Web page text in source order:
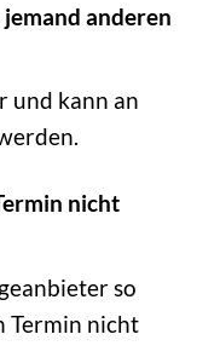
anderen
und kann an
nicht
so
Termin nicht